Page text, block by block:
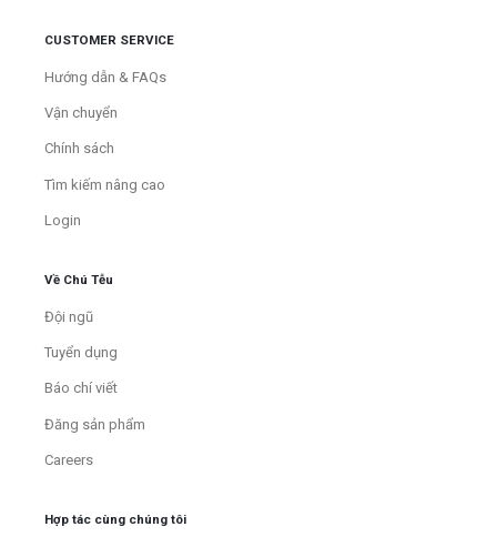
CUSTOMER SERVICE
Hướng dẫn & FAQs
Vận chuyển
Chính sách
Tìm kiếm nâng cao
Login
Về Chú Tễu
Đội ngũ
Tuyển dụng
Báo chí viết
Đăng sản phẩm
Careers
Hợp tác cùng chúng tôi